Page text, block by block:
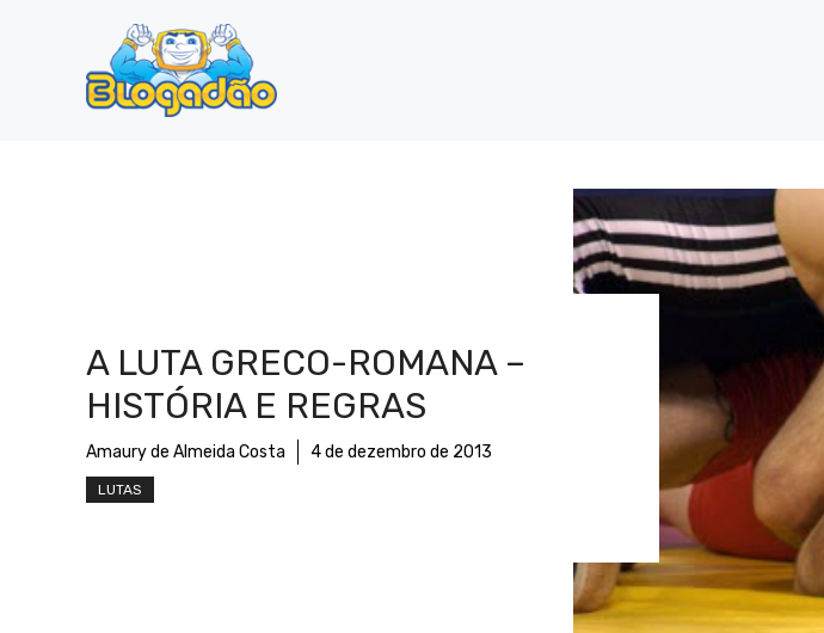
conteúdo
A LUTA GRECO-ROMANA –
HISTÓRIA E REGRAS
Amaury de Almeida Costa 4 de dezembro de 2013
LUTAS